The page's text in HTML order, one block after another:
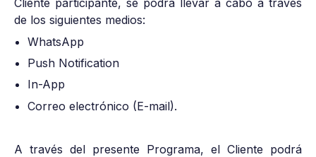
Cliente participante, se podrá llevar a cabo a través
de los siguientes medios:
WhatsApp
Push Notification
In-App
Correo electrónico (E-mail).
A través del presente Programa, el Cliente podrá